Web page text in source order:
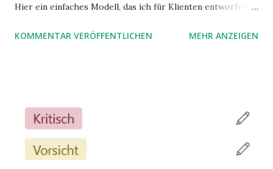
Hier ein einfaches Modell, das ich für Klienten entworfen
KOMMENTAR VERÖFFENTLICHEN MEHR ANZEIGEN